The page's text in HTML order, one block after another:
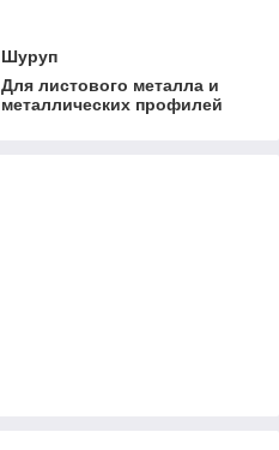
Шуруп
Для листового металла и
металлических профилей